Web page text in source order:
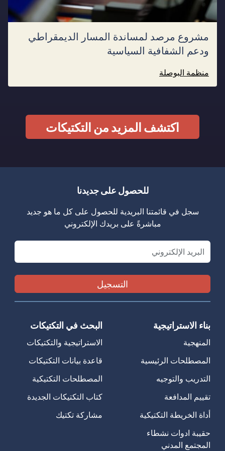
مشروع مرصد لمساندة المسار الديمقراطي
ودعم الشفافية السياسية
منظمة البوصلة
اكتشف المزيد من التكتيكات
للحصول على جديدنا
سجل في قائمتنا البريدية للحصول على كل ما هو جديد
مباشرةً على بريدك الإلكتروني
Email
بناء الاستراتيجية
المنهجية
المصطلحات الرئيسية
التدريب والتوجيه
تقييم المدافعة
أداة الخريطة التكتيكية
حقيبة ادوات نشطاء
المجتمع المدني
البحث في التكتيكات
الاستراتيجية والتكتيكات
قاعدة بيانات التكتيكات
المصطلحات التكتيكية
كتاب التكتيكات الجديدة
مشاركة تكتيك